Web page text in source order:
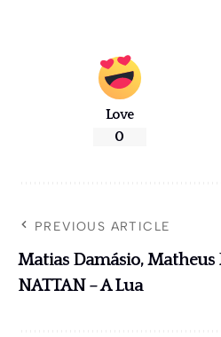
Love
0
PREVIOUS ARTICLE
Matias Damásio, Matheus
NATTAN – A Lua